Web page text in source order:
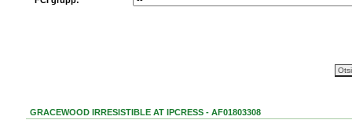
GRACEWOOD IRRESISTIBLE AT IPCRESS - AF01803308